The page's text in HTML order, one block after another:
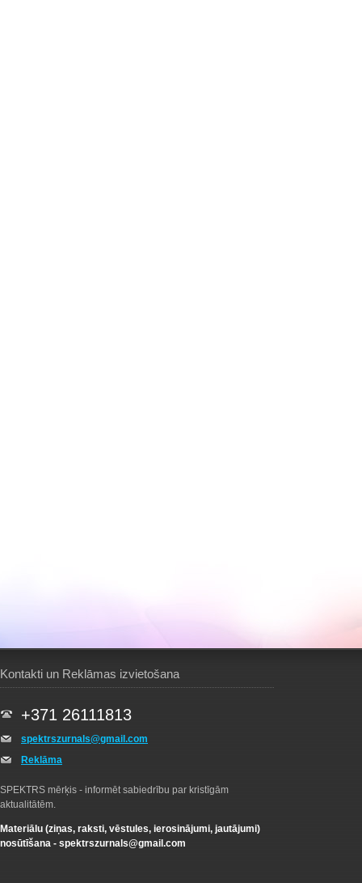
Kontakti un Reklāmas izvietošana
+371 26111813
spektrszurnals@gmail.com
Reklāma
SPEKTRS mērķis - informēt sabiedrību par kristīgām
aktualitātēm.
Materiālu (ziņas, raksti, vēstules, ierosinājumi, jautājumi)
nosūtīšana - spektrszurnals@gmail.com